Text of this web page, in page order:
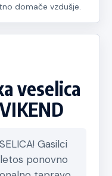
domače vzdušje.
veselica
Gasilci
ponovno